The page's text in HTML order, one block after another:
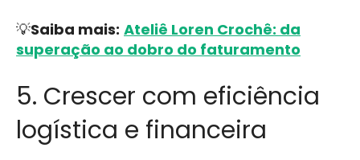
💡Saiba mais: Ateliê Loren Crochê: da
superação ao dobro do faturamento
5. Crescer com eficiência
logística e financeira